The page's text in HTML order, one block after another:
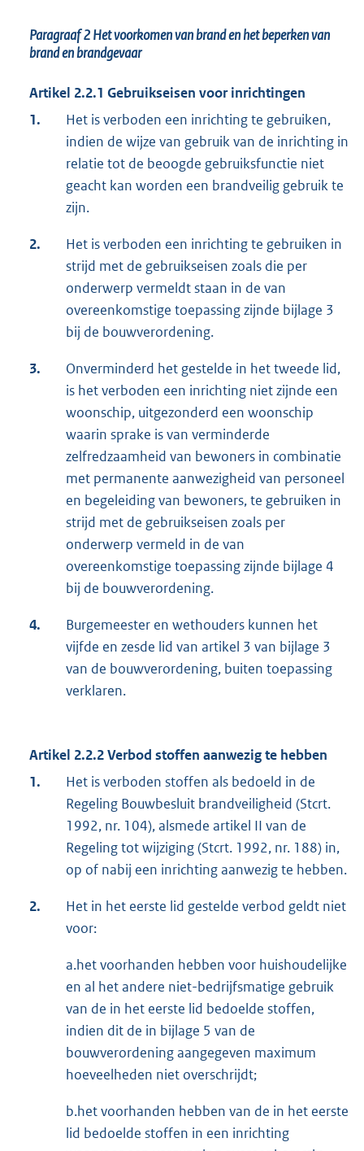
Paragraaf 2Het voorkomen van brand en het beperken van
brand en brandgevaar
Artikel 2.2.1 Gebruikseisen voor inrichtingen
1.
Het is verboden een inrichting te gebruiken,
indien de wijze van gebruik van de inrichting in
relatie tot de beoogde gebruiksfunctie niet
geacht kan worden een brandveilig gebruik te
zijn.
2.
Het is verboden een inrichting te gebruiken in
strijd met de gebruikseisen zoals die per
onderwerp vermeldt staan in de van
overeenkomstige toepassing zijnde bijlage 3
bij de bouwverordening.
3.
Onverminderd het gestelde in het tweede lid,
is het verboden een inrichting niet zijnde een
woonschip, uitgezonderd een woonschip
waarin sprake is van verminderde
zelfredzaamheid van bewoners in combinatie
met permanente aanwezigheid van personeel
en begeleiding van bewoners, te gebruiken in
strijd met de gebruikseisen zoals per
onderwerp vermeld in de van
overeenkomstige toepassing zijnde bijlage 4
bij de bouwverordening.
4.
Burgemeester en wethouders kunnen het
vijfde en zesde lid van artikel 3 van bijlage 3
van de bouwverordening, buiten toepassing
verklaren.
Artikel 2.2.2 Verbod stoffen aanwezig te hebben
1.
Het is verboden stoffen als bedoeld in de
Regeling Bouwbesluit brandveiligheid (Stcrt.
1992, nr. 104), alsmede artikel II van de
Regeling tot wijziging (Stcrt. 1992, nr. 188) in,
op of nabij een inrichting aanwezig te hebben.
2.
Het in het eerste lid gestelde verbod geldt niet
voor:
a.het voorhanden hebben voor huishoudelijke
en al het andere niet-bedrijfsmatige gebruik
van de in het eerste lid bedoelde stoffen,
indien dit de in bijlage 5 van de
bouwverordening aangegeven maximum
hoeveelheden niet overschrijdt;
b.het voorhanden hebben van de in het eerste
lid bedoelde stoffen in een inrichting